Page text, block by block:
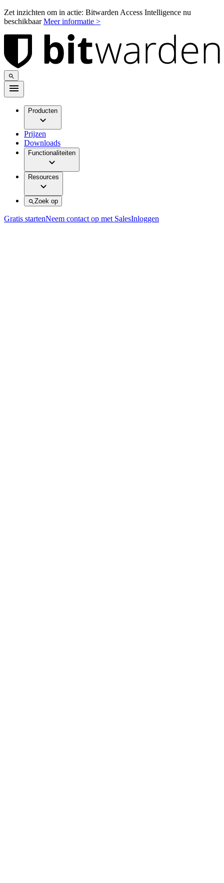
Zet inzichten om in actie: Bitwarden Access Intelligence nu
beschikbaarMeer informatie >
Producten
Prijzen
Downloads
Functionaliteiten
Resources
Zoek op
Gratis startenNeem contact op met SalesInloggen